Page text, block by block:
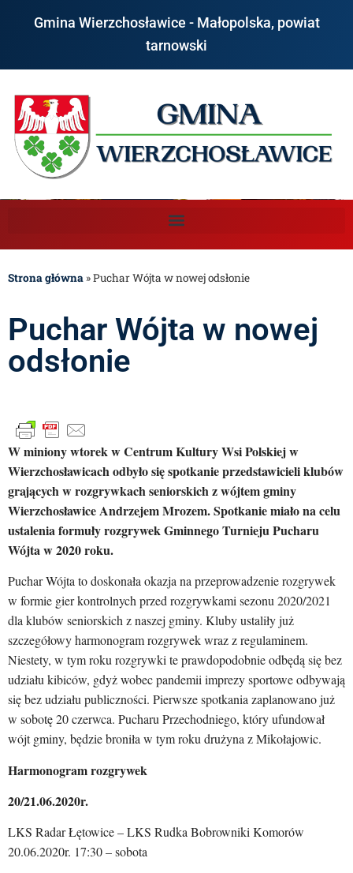
Gmina Wierzchosławice - Małopolska, powiat
tarnowski
Strona główna »Puchar Wójta w nowej odsłonie
Puchar Wójta w nowej
odsłonie
W miniony wtorek w Centrum Kultury Wsi Polskiej w
Wierzchosławicach odbyło się spotkanie przedstawicieli klubów
grających w rozgrywkach seniorskich z wójtem gminy
Wierzchosławice Andrzejem Mrozem. Spotkanie miało na celu
ustalenia formuły rozgrywek Gminnego Turnieju Pucharu
Wójta w 2020 roku.
Puchar Wójta to doskonała okazja na przeprowadzenie rozgrywek
w formie gier kontrolnych przed rozgrywkami sezonu 2020/2021
dla klubów seniorskich z naszej gminy. Kluby ustaliły już
szczegółowy harmonogram rozgrywek wraz z regulaminem.
Niestety, w tym roku rozgrywki te prawdopodobnie odbędą się bez
udziału kibiców, gdyż wobec pandemii imprezy sportowe odbywają
się bez udziału publiczności. Pierwsze spotkania zaplanowano już
w sobotę 20 czerwca. Pucharu Przechodniego, który ufundował
wójt gminy, będzie broniła w tym roku drużyna z Mikołajowic.
Harmonogram rozgrywek
20/21.06.2020r.
LKS Radar Łętowice – LKS Rudka Bobrowniki Komorów
20.06.2020r. 17:30 – sobota